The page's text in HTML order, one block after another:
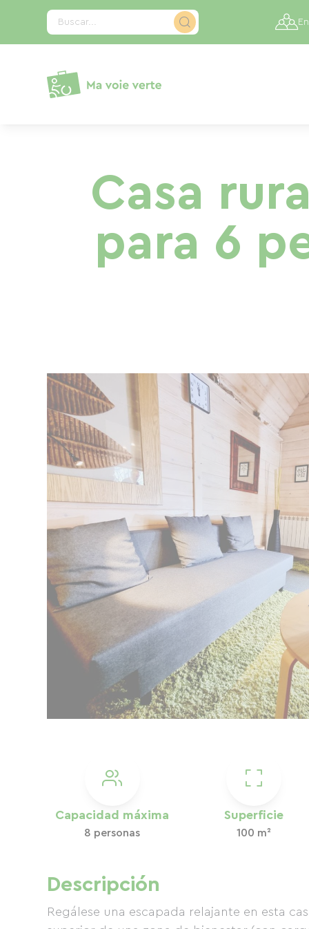
Buscar...
Casa
para 6
Capacidad máxima
8 personas
Superficie
100 m²
Descripción
Regálese una escapada relajante en esta
Panel de gestión de cookies